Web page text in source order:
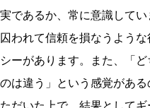
実であるか、常に意識して
囚われて信頼を損なうよう
シーがあります。また、「
のは違う」という感覚があ